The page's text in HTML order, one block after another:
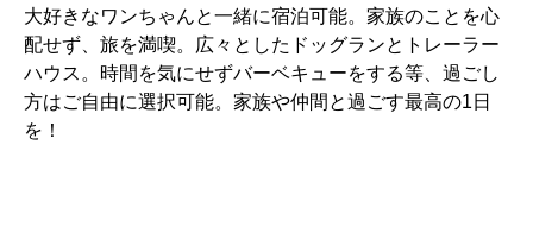
大好きなワンちゃんと一緒に宿泊可能。家族のことを心
配せず、旅を満喫。広々としたドッグランとトレーラー
ハウス。時間を気にせずバーベキューをする等、過ごし
方はご自由に選択可能。家族や仲間と過ごす最高の1日
を！